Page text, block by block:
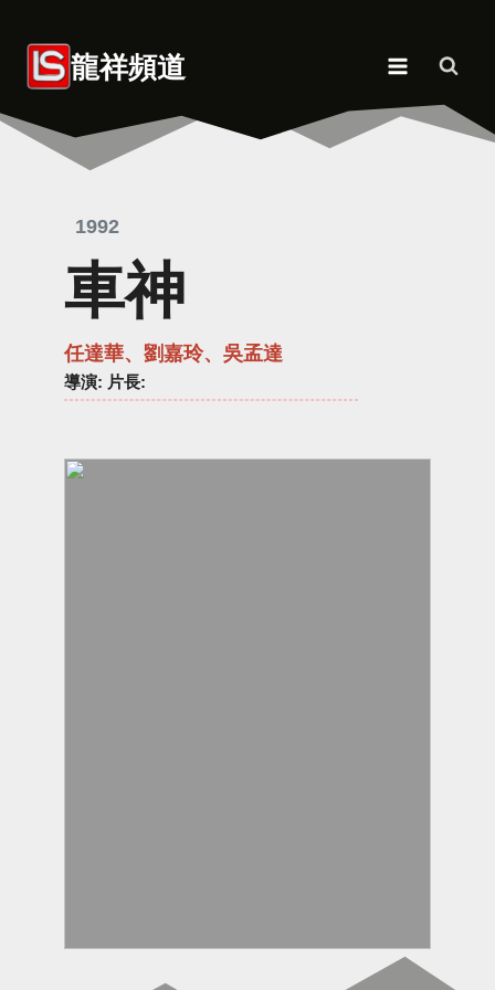
content 龍祥頻道
1992
車神
任達華、劉嘉玲、吳孟達
導演: 片長: